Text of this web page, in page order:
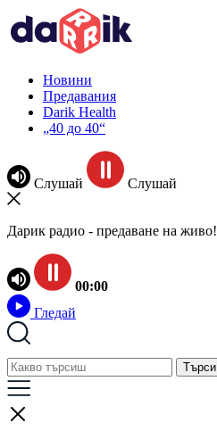
Новини
Предавания
Darik Health
„40 до 40“
Слушай Слушай
Дарик радио - предаване на живо!
00:00
Гледай